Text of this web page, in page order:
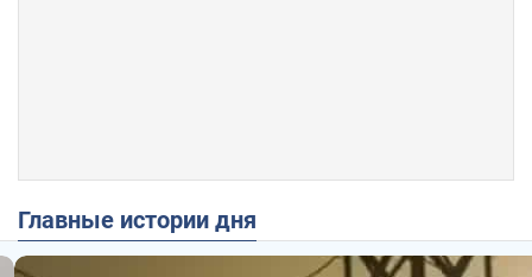
Главные истории дня